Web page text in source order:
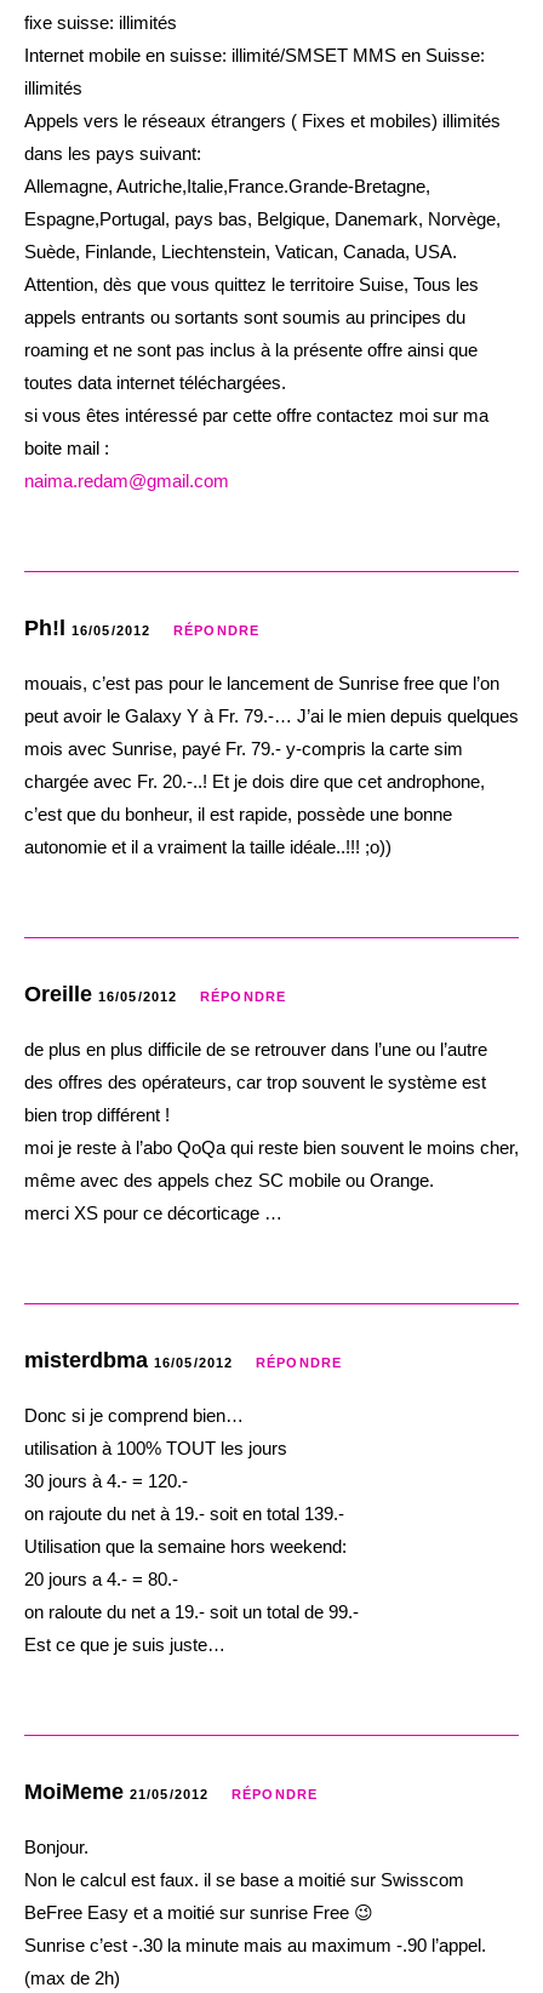
fixe suisse: illimités
Internet mobile en suisse: illimité/SMSET MMS en Suisse:
illimités
Appels vers le réseaux étrangers ( Fixes et mobiles) illimités
dans les pays suivant:
Allemagne, Autriche,Italie,France.Grande-Bretagne,
Espagne,Portugal, pays bas, Belgique, Danemark, Norvège,
Suède, Finlande, Liechtenstein, Vatican, Canada, USA.
Attention, dès que vous quittez le territoire Suise, Tous les
appels entrants ou sortants sont soumis au principes du
roaming et ne sont pas inclus à la présente offre ainsi que
toutes data internet téléchargées.
si vous êtes intéressé par cette offre contactez moi sur ma
boite mail :
naima.redam@gmail.com
Ph!l 16/05/2012 RÉPONDRE
mouais, c’est pas pour le lancement de Sunrise free que l’on
peut avoir le Galaxy Y à Fr. 79.-… J’ai le mien depuis quelques
mois avec Sunrise, payé Fr. 79.- y-compris la carte sim
chargée avec Fr. 20.-..! Et je dois dire que cet androphone,
c’est que du bonheur, il est rapide, possède une bonne
autonomie et il a vraiment la taille idéale..!!! ;o))
Oreille 16/05/2012 RÉPONDRE
de plus en plus difficile de se retrouver dans l’une ou l’autre
des offres des opérateurs, car trop souvent le système est
bien trop différent !
moi je reste à l’abo QoQa qui reste bien souvent le moins cher,
même avec des appels chez SC mobile ou Orange.
merci XS pour ce décorticage …
misterdbma 16/05/2012 RÉPONDRE
Donc si je comprend bien…
utilisation à 100% TOUT les jours
30 jours à 4.- = 120.-
on rajoute du net à 19.- soit en total 139.-
Utilisation que la semaine hors weekend:
20 jours a 4.- = 80.-
on raloute du net a 19.- soit un total de 99.-
Est ce que je suis juste…
MoiMeme 21/05/2012 RÉPONDRE
Bonjour.
Non le calcul est faux. il se base a moitié sur Swisscom
BeFree Easy et a moitié sur sunrise Free 😉
Sunrise c’est -.30 la minute mais au maximum -.90 l’appel.
(max de 2h)